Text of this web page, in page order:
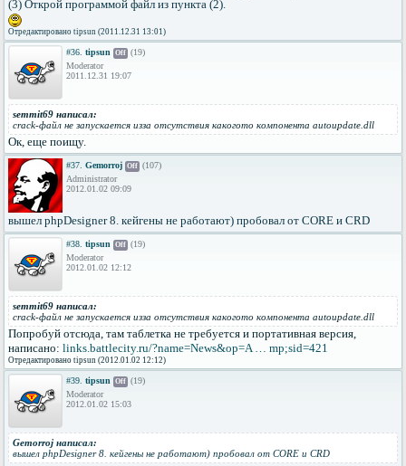
(3) Открой программой файл из пункта (2).
Отредактировано tipsun (2011.12.31 13:01)
#36. tipsun Off (19)
Moderator
2011.12.31 19:07
semmit69 написал:
crack-файл не запускается изза отсутствия какогото компонента autoupdate.dll
Ок, еще поищу.
#37. Gemorroj Off (107)
Administrator
2012.01.02 09:09
вышел phpDesigner 8. кейгены не работают) пробовал от CORE и CRD
#38. tipsun Off (19)
Moderator
2012.01.02 12:12
semmit69 написал:
crack-файл не запускается изза отсутствия какогото компонента autoupdate.dll
Попробуй отсюда, там таблетка не требуется и портативная версия,
написано: links.battlecity.ru/?name=News&op=A … mp;sid=421
Отредактировано tipsun (2012.01.02 12:12)
#39. tipsun Off (19)
Moderator
2012.01.02 15:03
Gemorroj написал:
вышел phpDesigner 8. кейгены не работают) пробовал от CORE и CRD